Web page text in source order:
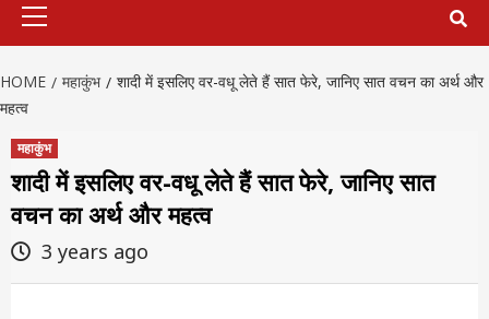
HOME महाकुंभ
शादी में इसलिए वर-वधू लेते हैं सात फेरे, जानिए सात वचन का अर्थ और
महत्व
महाकुंभ
शादी में इसलिए वर-वधू लेते हैं सात फेरे, जानिए सात
वचन का अर्थ और महत्व
3 years ago